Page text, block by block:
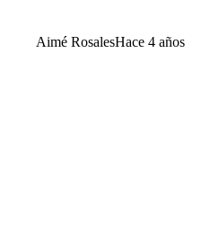
Aimé RosalesHace 4 años